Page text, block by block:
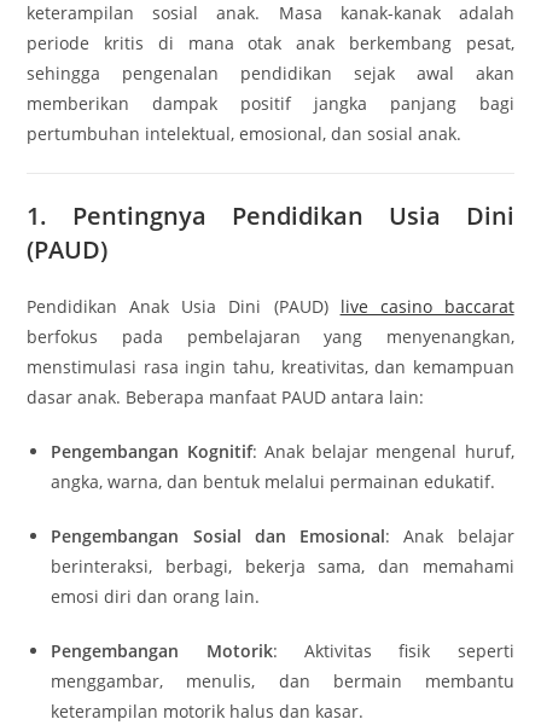
keterampilan sosial anak. Masa kanak-kanak adalah
periode kritis di mana otak anak berkembang pesat,
sehingga pengenalan pendidikan sejak awal akan
memberikan dampak positif jangka panjang bagi
pertumbuhan intelektual, emosional, dan sosial anak.
1. Pentingnya Pendidikan Usia Dini
(PAUD)
Pendidikan Anak Usia Dini (PAUD) live casino baccarat
berfokus pada pembelajaran yang menyenangkan,
menstimulasi rasa ingin tahu, kreativitas, dan kemampuan
dasar anak. Beberapa manfaat PAUD antara lain:
Pengembangan Kognitif: Anak belajar mengenal huruf,
angka, warna, dan bentuk melalui permainan edukatif.
Pengembangan Sosial dan Emosional: Anak belajar
berinteraksi, berbagi, bekerja sama, dan memahami
emosi diri dan orang lain.
Pengembangan Motorik: Aktivitas fisik seperti
menggambar, menulis, dan bermain membantu
keterampilan motorik halus dan kasar.